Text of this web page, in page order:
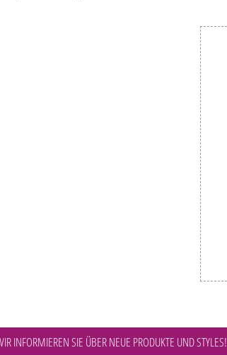
INFORMIEREN SIE ÜBER NEUE PRODUKTE UND STYLES!